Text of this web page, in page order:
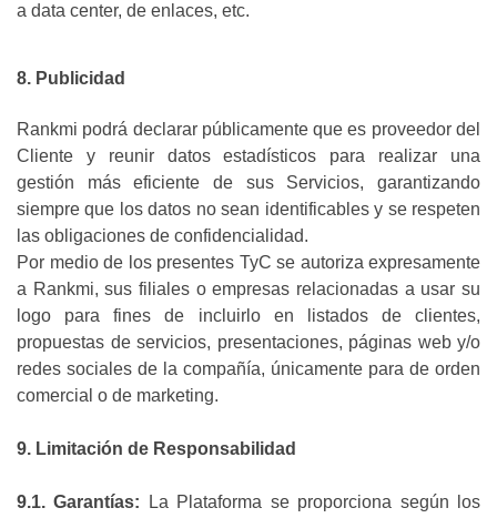
a data center, de enlaces, etc.
8. Publicidad
Rankmi podrá declarar públicamente que es proveedor del
Cliente y reunir datos estadísticos para realizar una
gestión más eficiente de sus Servicios, garantizando
siempre que los datos no sean identificables y se respeten
las obligaciones de confidencialidad.
Por medio de los presentes TyC se autoriza expresamente
a Rankmi, sus filiales o empresas relacionadas a usar su
logo para fines de incluirlo en listados de clientes,
propuestas de servicios, presentaciones, páginas web y/o
redes sociales de la compañía, únicamente para de orden
comercial o de marketing.
9. Limitación de Responsabilidad
9.1. Garantías: La Plataforma se proporciona según los